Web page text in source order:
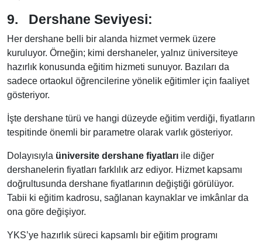
9. Dershane Seviyesi:
Her dershane belli bir alanda hizmet vermek üzere
kuruluyor. Örneğin; kimi dershaneler, yalnız üniversiteye
hazırlık konusunda eğitim hizmeti sunuyor. Bazıları da
sadece ortaokul öğrencilerine yönelik eğitimler için faaliyet
gösteriyor.
İşte dershane türü ve hangi düzeyde eğitim verdiği, fiyatların
tespitinde önemli bir parametre olarak varlık gösteriyor.
Dolayısıyla üniversite dershane fiyatları ile diğer
dershanelerin fiyatları farklılık arz ediyor. Hizmet kapsamı
doğrultusunda dershane fiyatlarının değiştiği görülüyor.
Tabii ki eğitim kadrosu, sağlanan kaynaklar ve imkânlar da
ona göre değişiyor.
YKS’ye hazırlık süreci kapsamlı bir eğitim programı